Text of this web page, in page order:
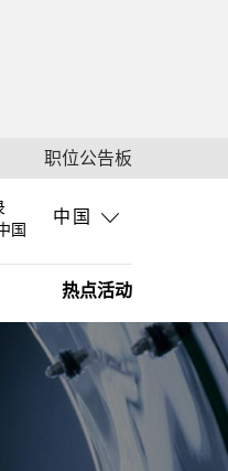
职位公告板
中国
国
热点活动